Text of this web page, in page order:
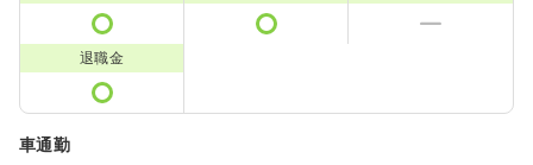
退職金
車通勤